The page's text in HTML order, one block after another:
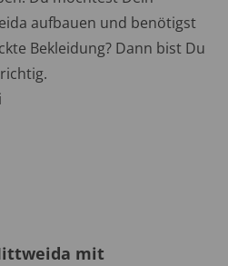
aufbauen und benötigst
Bekleidung? Dann bist Du
mit